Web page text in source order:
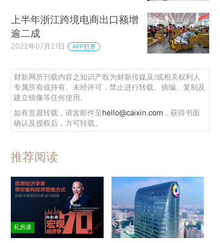
上半年浙江跨境电商出口额增
逾二成
2022年07月21日 APP打开
财新网所刊载内容之知识产权为财新传媒及/或相关权利人
专属所有或持有。未经许可，禁止进行转载、摘编、复制及
建立镜像等任何使用。
如有意愿转载，请发邮件至hello@caixin.com ，获得书面
确认及授权后，方可转载。
推荐阅读
私房课